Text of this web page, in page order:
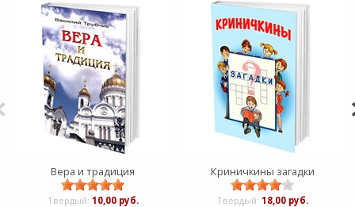
Вера и традиция
Твердый: 10,00 руб.
Криничкины загадки
Твердый: 18,00 руб.